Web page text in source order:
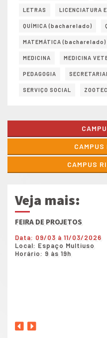
LETRAS LICENCIATURA
QUÍMICA (bacharelado)
MATEMÁTICA (bacharelado)
MEDICINA MEDICINA
PEDAGOGIA
SERVIÇO SOCIAL
CAMPUS
CAMPUS
Veja mais:
FEIRA DE PROJETOS
Data: 09/03 à 11/03/2026
Local: Espaço Multiuso
Horário: 9 às 19h